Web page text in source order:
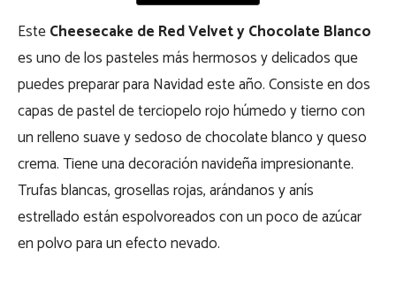
EsteCheesecake de Red Velvet y Chocolate Blanco
es uno de los pasteles más hermosos y delicados que
puedes preparar para Navidad este año. Consiste en dos
capas de pastel de terciopelo rojo húmedo y tierno con
un relleno suave y sedoso de chocolate blanco y queso
crema. Tiene una decoración navideña impresionante.
Trufas blancas, grosellas rojas, arándanos y anís
estrellado están espolvoreados con un poco de azúcar
en polvo para un efecto nevado.